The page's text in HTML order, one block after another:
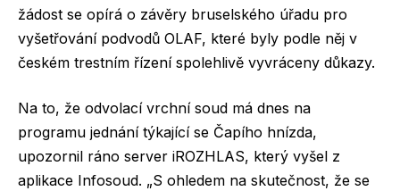
žádost se opírá o závěry bruselského úřadu pro
vyšetřování podvodů OLAF, které byly podle něj v
českém trestním řízení spolehlivě vyvráceny důkazy.
Na to, že odvolací vrchní soud má dnes na
programu jednání týkající se Čapího hnízda,
upozornil ráno server iROZHLAS, který vyšel z
aplikace Infosoud. „S ohledem na skutečnost, že se